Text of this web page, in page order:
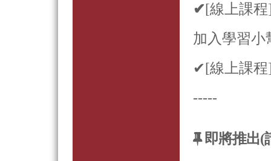
✔[線上課
加入學習小
✔[線上課
-----
即將推出(